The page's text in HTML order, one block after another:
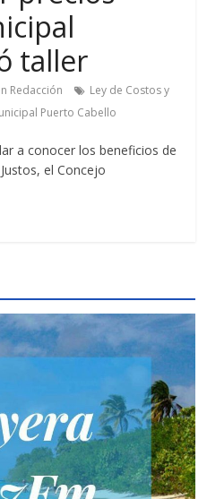
taller
Redacción
Ley de Costos y
Puerto Cabello
a conocer los beneficios de
el Concejo